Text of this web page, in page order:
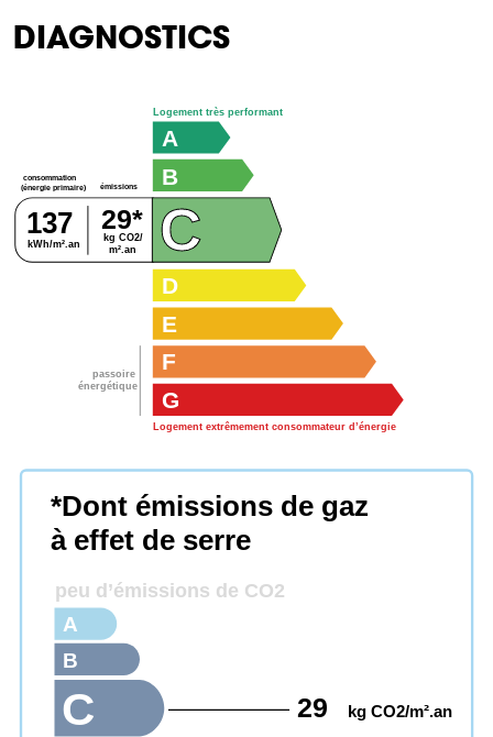
DIAGNOSTICS
consommation
(énergie primaire)
émissions
kg CO2/
m².an
kWh/m².an
137 29*
passoire
énergétique
G
Logement extrêmement consommateur d’énergie
F
E
D
C
B
A
Logement très performant
*Dont émissions de gaz
à effet de serre
peu d’émissions de CO2
C 29 kg CO2/m².an
B
A